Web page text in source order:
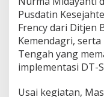
Pusdatin
Frency dari Ditjen
Kemendagri, serta
Tengah yang
implementasi DT-
Usai kegiatan,